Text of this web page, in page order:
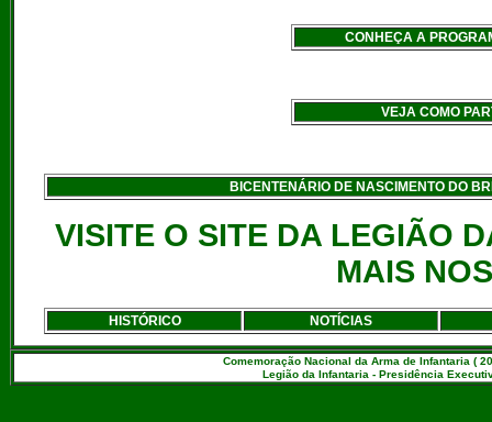
CONHEÇA A
VEJA COMO
BICENTENÁRIO DE NASCIMENTO DO
VISITE O SITE DA LEGIÃO
MAIS
HISTÓRICO NOTÍCIAS
Comemoração Nacional da Arma de Infantaria (
Legião da Infantaria - Presidência